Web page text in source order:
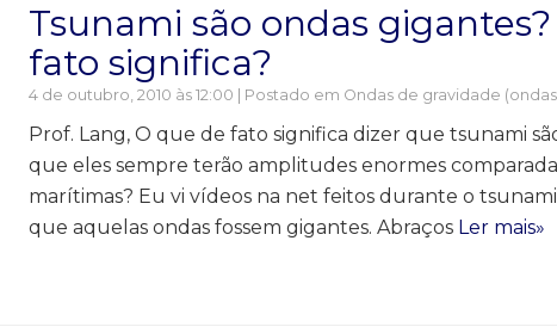
Tsunami são ondas
fato significa?
4 de outubro, 2010 às 12:00 | Postado em Ondas de gravidade
Prof. Lang, O que de fato significa dizer que tsunami
que eles sempre terão amplitudes enormes
marítimas? Eu vi vídeos na net feitos durante o
que aquelas ondas fossem gigantes. Abraços Ler mais»